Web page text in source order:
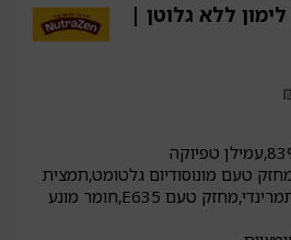
ללא גלוטן |
טעם מונוסודיום גלטומט,תמצית
שמרים,תבלינים,אבקת תמרינדי,מחזק טעם E635,חומר מונע